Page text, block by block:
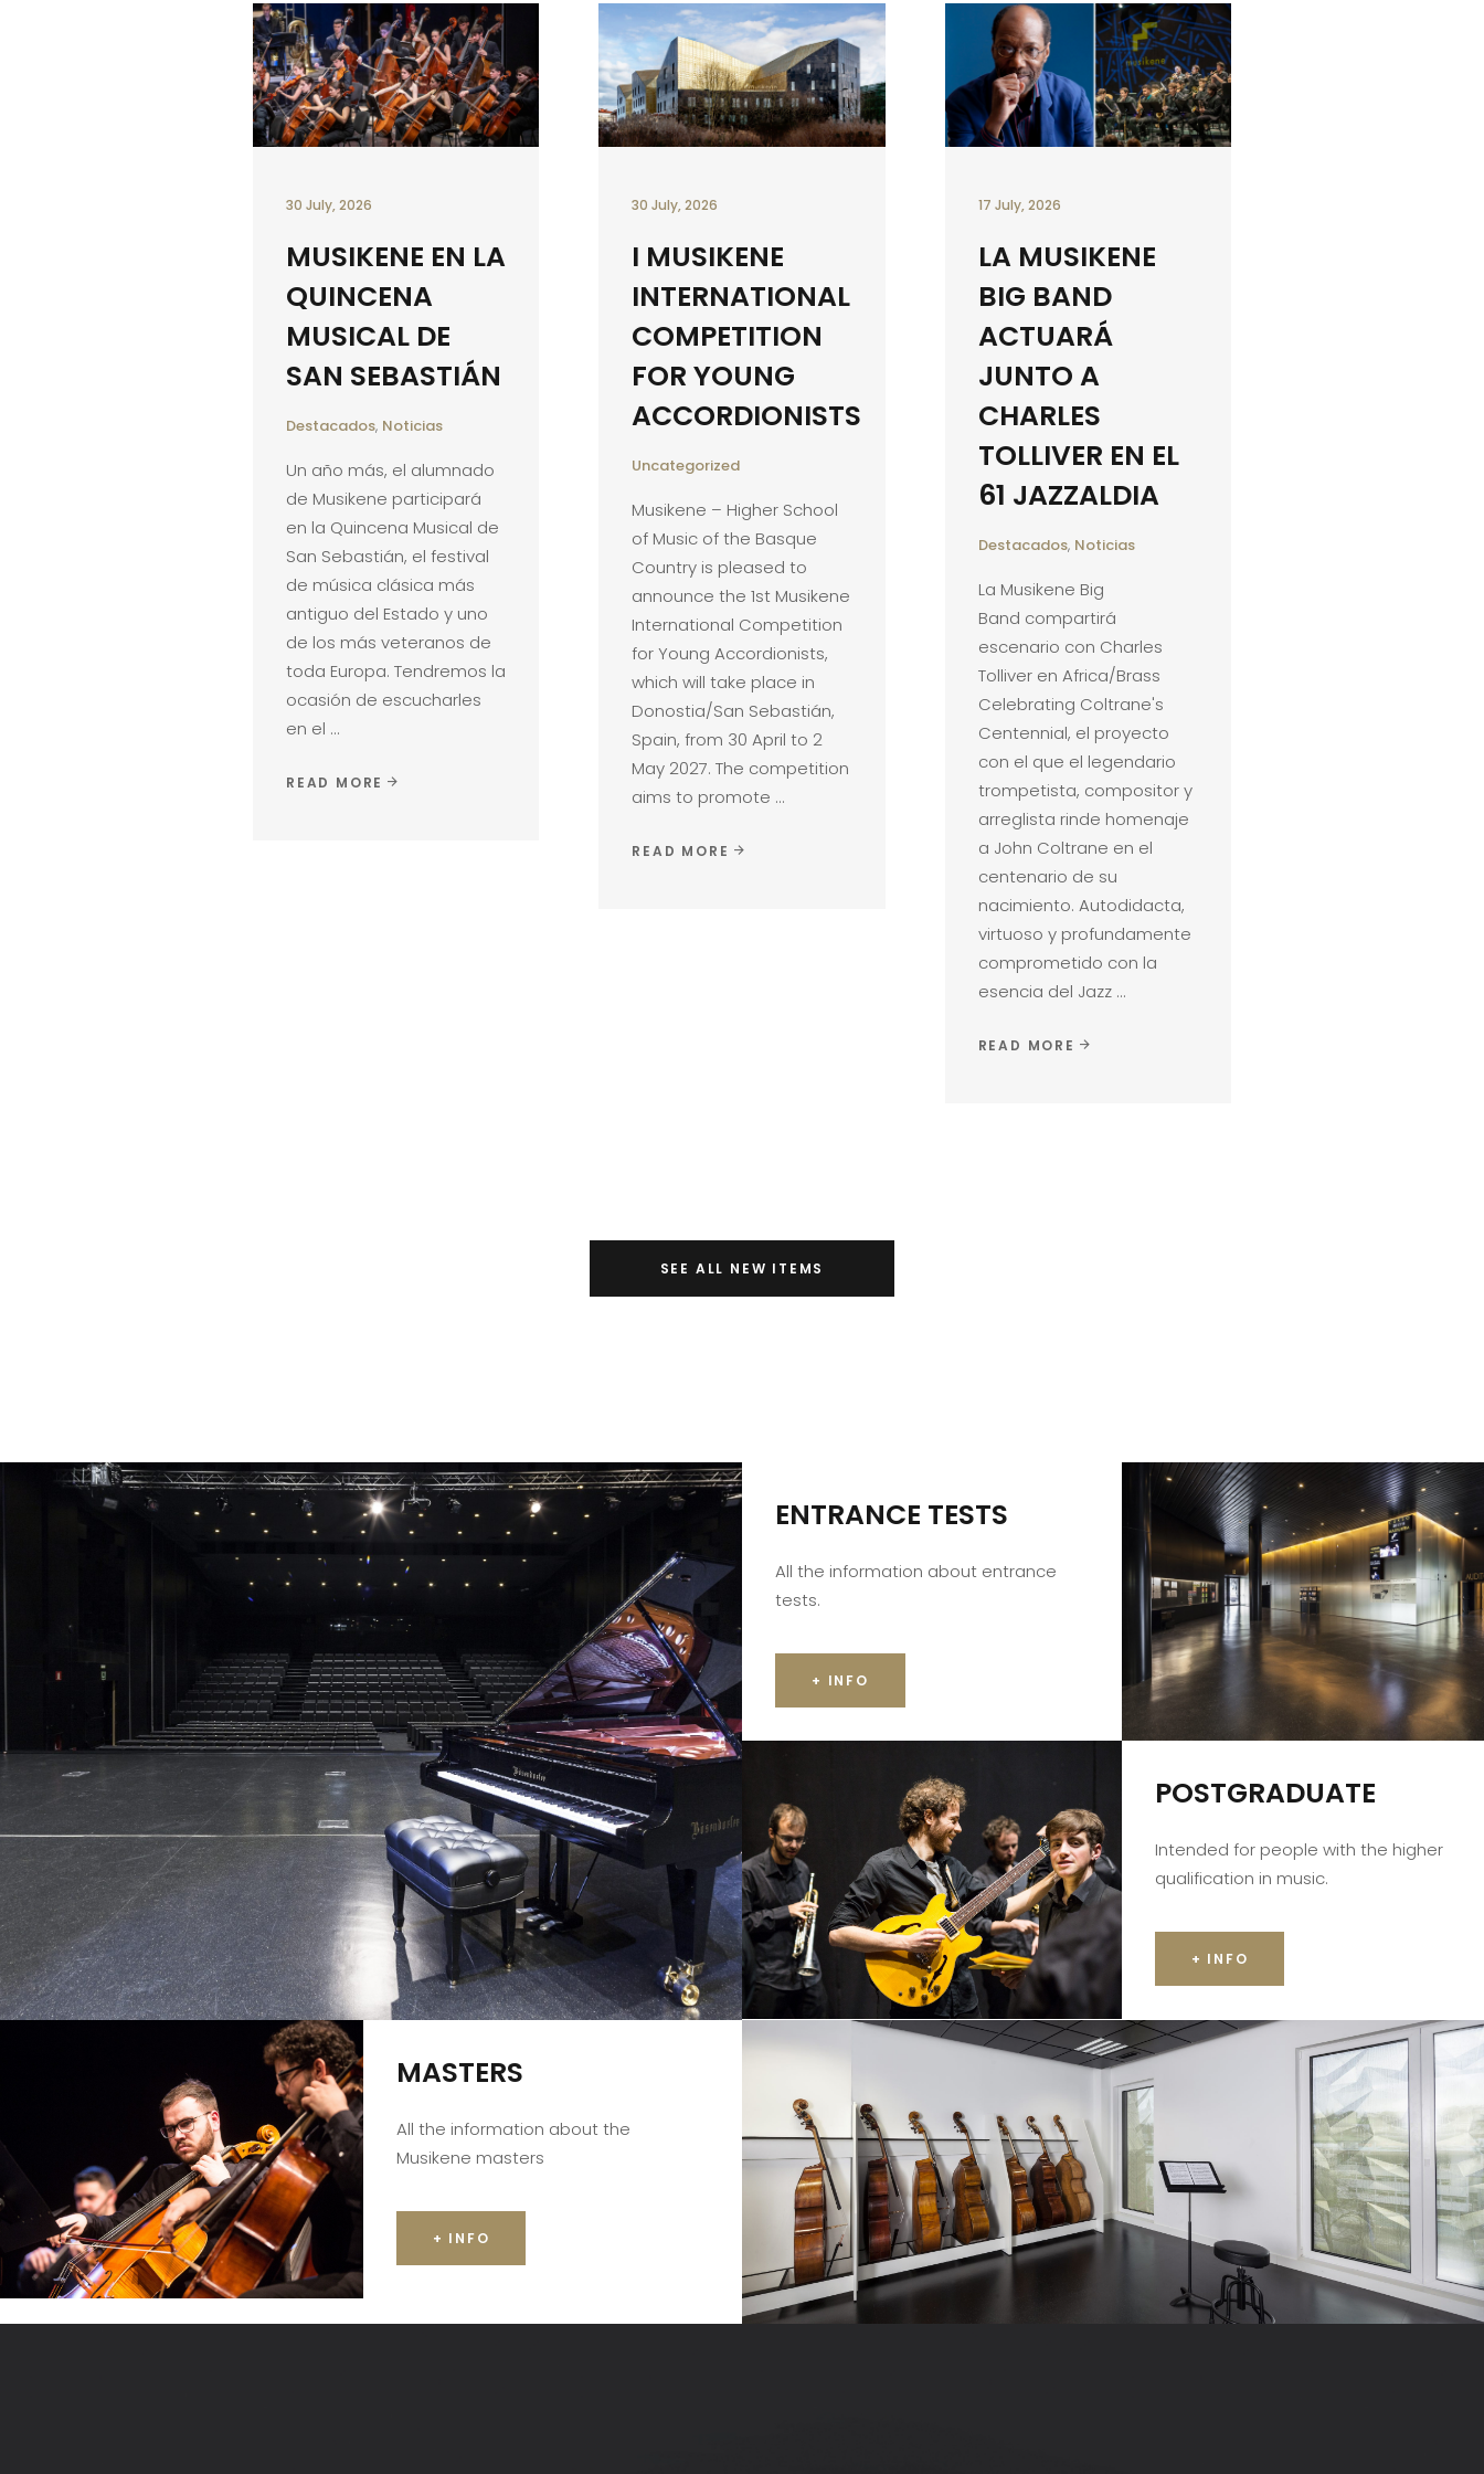
30 July, 2026
MUSIKENE EN LA
QUINCENA
MUSICAL DE
SAN SEBASTIÁN
Destacados, Noticias
Un año más, el alumnado
de Musikene participará
en la Quincena Musical de
San Sebastián, el festival
de música clásica más
antiguo del Estado y uno
de los más veteranos de
toda Europa. Tendremos la
ocasión de escucharles
en el
READ MORE
30 July, 2026
I MUSIKENE
INTERNATIONAL
COMPETITION
FOR YOUNG
ACCORDIONISTS
Uncategorized
Musikene – Higher School
of Music of the Basque
Country is pleased to
announce the 1st Musikene
International Competition
for Young Accordionists,
which will take place in
Donostia/San Sebastián,
Spain, from 30 April to 2
May 2027. The competition
aims to promote
READ MORE
17 July, 2026
LA MUSIKENE
BIG BAND
ACTUARÁ
JUNTO A
CHARLES
TOLLIVER EN EL
61 JAZZALDIA
Destacados, Noticias
La Musikene Big
Band compartirá
escenario con Charles
Tolliver en Africa/Brass
Celebrating Coltrane's
Centennial, el proyecto
con el que el legendario
trompetista, compositor y
arreglista rinde homenaje
a John Coltrane en el
centenario de su
nacimiento. Autodidacta,
virtuoso y profundamente
comprometido con la
esencia del Jazz
READ MORE
SEE ALL NEW ITEMS
ENTRANCE TESTS
All the information about entrance
tests.
+ INFO
POSTGRADUATE
Intended for people with the higher
qualification in music.
+ INFO
MASTERS
All the information about the
Musikene masters
+ INFO